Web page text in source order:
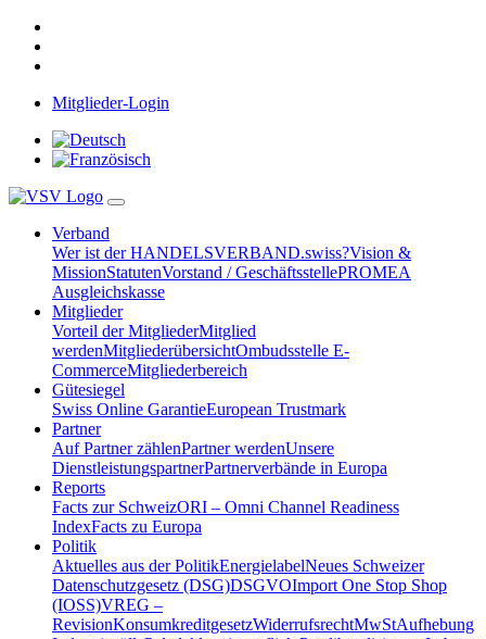
Mitglieder-Login
Verband
Wer ist der HANDELSVERBAND.swiss?Vision &
MissionStatutenVorstand / GeschäftsstellePROMEA
Ausgleichskasse
Mitglieder
Vorteil der MitgliederMitglied
werdenMitgliederübersichtOmbudsstelle E-
CommerceMitgliederbereich
Gütesiegel
Swiss Online GarantieEuropean Trustmark
Partner
Auf Partner zählenPartner werdenUnsere
DienstleistungspartnerPartnerverbände in Europa
Reports
Facts zur SchweizORI – Omni Channel Readiness
IndexFacts zu Europa
Politik
Aktuelles aus der PolitikEnergielabelNeues Schweizer
Datenschutzgesetz (DSG)DSGVOImport One Stop Shop
(IOSS)VREG –
RevisionKonsumkreditgesetzWiderrufsrechtMwStAufhebung